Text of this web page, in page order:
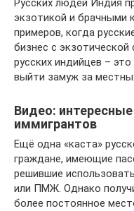
Русских людей Индия
экзотикой и брачными
примеров, когда
бизнес с
русских индийцев –
выйти замуж за
Видео:
иммигрантов
Ещё одна «каста»
граждане, имеющие
решившие
или ПМЖ. Однако
более постоянное